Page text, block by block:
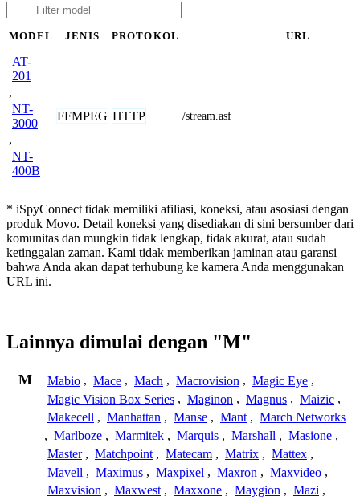
MODEL JENIS PROTOKOL URL
AT-
201
,
NT-
3000
,
NT-
400B
FFMPEG HTTP /stream.asf
* iSpyConnect tidak memiliki afiliasi, koneksi, atau asosiasi dengan
produk Movo. Detail koneksi yang disediakan di sini bersumber dari
komunitas dan mungkin tidak lengkap, tidak akurat, atau sudah
ketinggalan zaman. Kami tidak memberikan jaminan atau garansi
bahwa Anda akan dapat terhubung ke kamera Anda menggunakan
URL ini.
Lainnya dimulai dengan "M"
M Mabio , Mace , Mach , Macrovision , Magic Eye ,
Magic Vision Box Series , Maginon , Magnus , Maizic ,
Makecell , Manhattan , Manse , Mant , March Networks
, Marlboze , Marmitek , Marquis , Marshall , Masione ,
Master , Matchpoint , Matecam , Matrix , Mattex ,
Mavell , Maximus , Maxpixel , Maxron , Maxvideo ,
Maxvision , Maxwest , Maxxone , Maygion , Mazi ,